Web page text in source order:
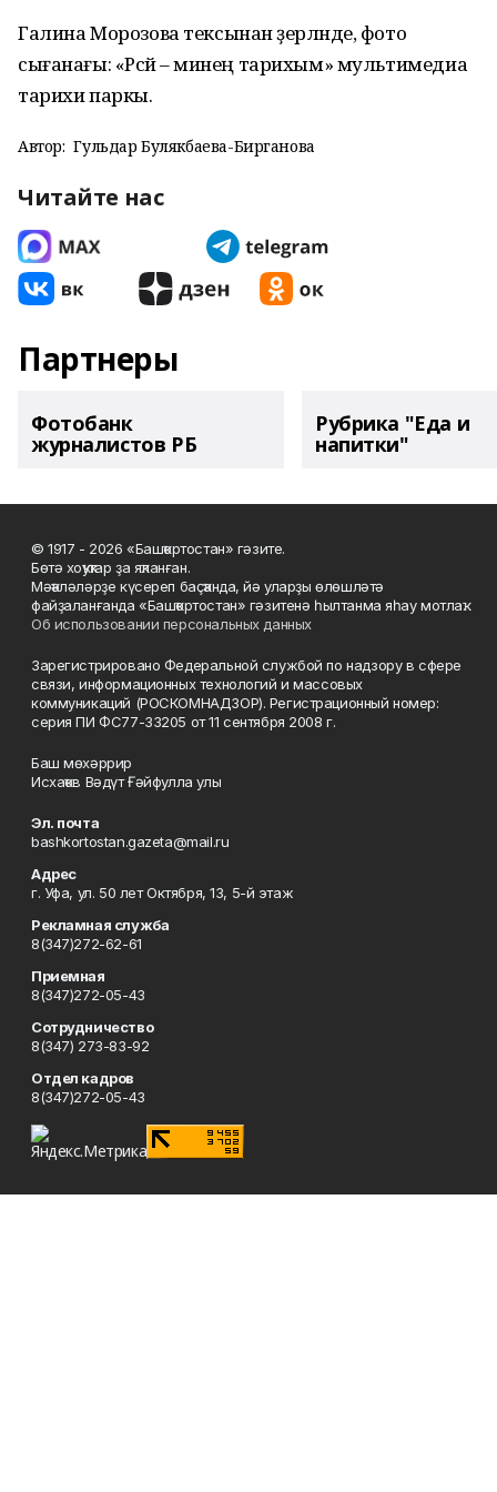
Галина Морозова тексынан әҙерләнде, фото
сығанағы: «Рәсәй – минең тарихым» мультимедиа
тарихи паркы.
Автор: Гульдар Булякбаева-Бирганова
Читайте нас
Партнеры
Фотобанк
журналистов РБ
Рубрика "Еда и
напитки"
© 1917 - 2026 «Башҡортостан» гәзите.
Бөтә хоҡуҡтар ҙа яҡланған.
Мәҡәләләрҙе күсереп баҫҡанда, йә уларҙы өлөшләтә
файҙаланғанда «Башҡортостан» гәзитенә һылтанма яһау мотлаҡ.
Об использовании персональных данных
Зарегистрировано Федеральной службой по надзору в сфере
связи, информационных технологий и массовых
коммуникаций (РОСКОМНАДЗОР). Регистрационный номер:
серия ПИ ФС77-33205 от 11 сентября 2008 г.
Баш мөхәррир
Исхаҡов Вәдүт Ғәйфулла улы
Эл. почта
bashkortostan.gazeta@mail.ru
Адрес
г. Уфа, ул. 50 лет Октября, 13, 5-й этаж
Рекламная служба
8(347)272-62-61
Приемная
8(347)272-05-43
Сотрудничество
8(347) 273-83-92
Отдел кадров
8(347)272-05-43